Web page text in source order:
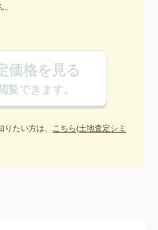
価格を見る
できます。
たい方は、 こちら(土地査定シミ